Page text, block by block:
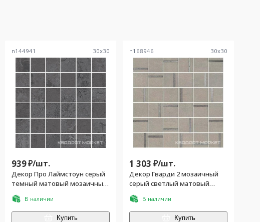
n144941 30x30
939₽/шт.
Декор Про Лаймстоун серый
темный матовый мозаичный
|30х30
В наличии
Купить
n168946 30x30
1 303 ₽/шт.
Декор Гварди 2 мозаичный
серый светлый матовый
обрезной 30x30
В наличии
Купить